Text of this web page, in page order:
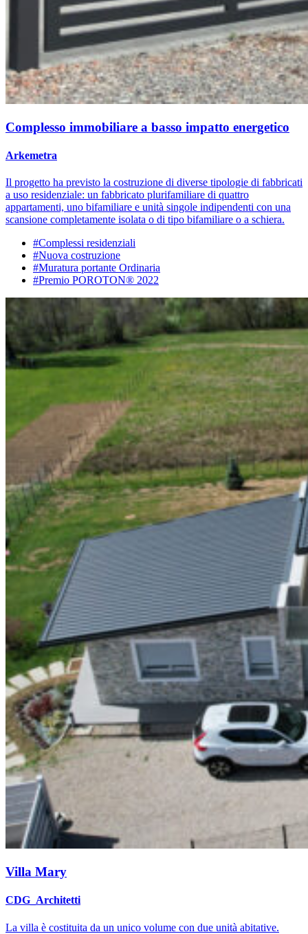
Complesso immobiliare a basso impatto energetico
Arkemetra
Il progetto ha previsto la costruzione di diverse tipologie di fabbricati
a uso residenziale: un fabbricato plurifamiliare di quattro
appartamenti, uno bifamiliare e unità singole indipendenti con una
scansione completamente isolata o di tipo bifamiliare o a schiera.
#Complessi residenziali
#Nuova costruzione
#Muratura portante Ordinaria
#Premio POROTON® 2022
Villa Mary
CDG_Architetti
La villa è costituita da un unico volume con due unità abitative.